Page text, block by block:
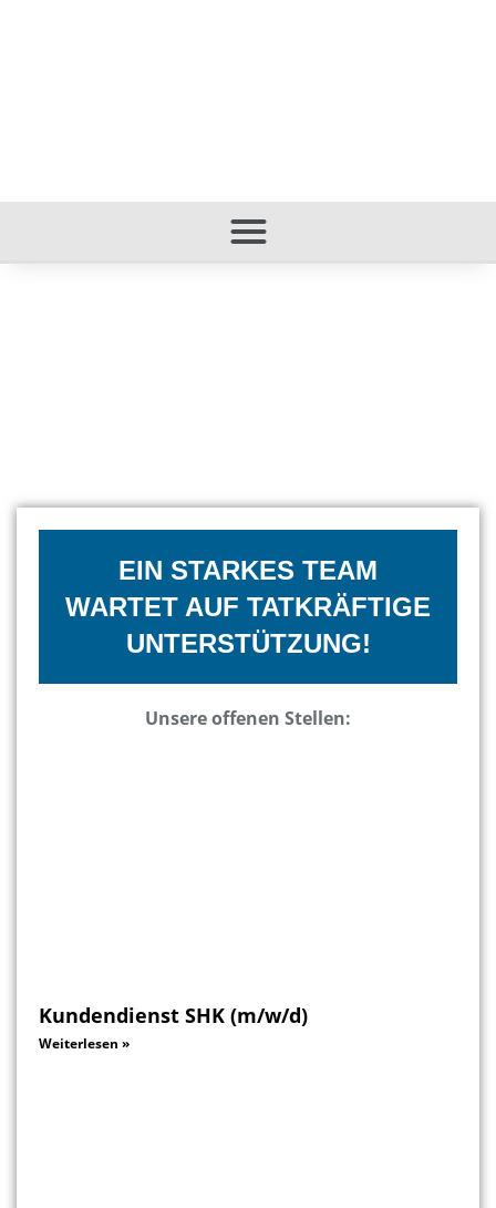
EIN STARKES TEAM
WARTET AUF TATKRÄFTIGE
UNTERSTÜTZUNG!
Unsere offenen Stellen:
Kundendienst SHK (m/w/d)
Weiterlesen »